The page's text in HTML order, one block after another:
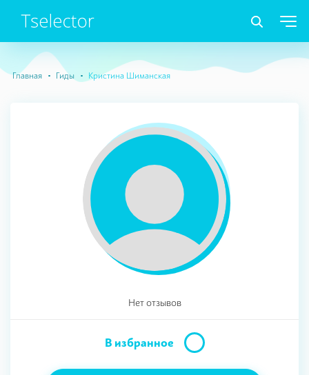
Главная Гиды Кристина Шиманская
Нет отзывов
В избранное